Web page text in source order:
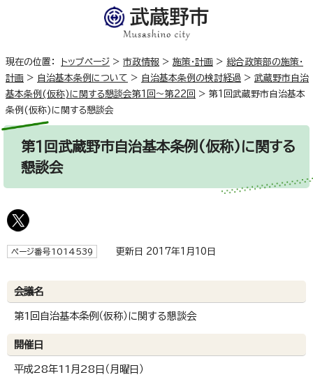
現在の位置： トップページ > 市政情報 > 施策・計画 > 総合政策部の施策・
計画 > 自治基本条例について > 自治基本条例の検討経過 > 武蔵野市自治
基本条例(仮称)に関する懇談会第1回～第22回
> 第1回武蔵野市自治基本
条例(仮称)に関する懇談会
第1回武蔵野市自治基本条例(仮称)に関する
懇談会
ページ番号1014539 更新日 2017年1月10日
会議名
第1回自治基本条例（仮称）に関する懇談会
開催日
平成28年11月28日（月曜日）